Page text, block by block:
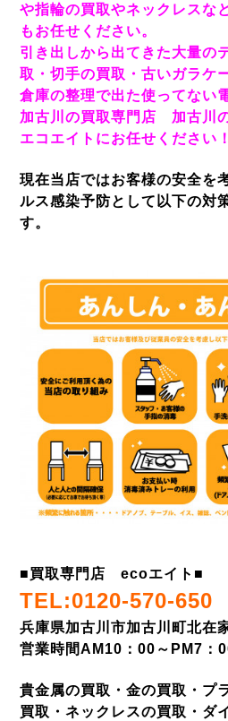
や指輪の買取やネックレスな
もお任せください。
引き出しから出てきた大量の
取・切手の買取・古いガラケ
倉庫の整理で出た使ってない
加古川の買取専門店 加古川
エコエイトにお任せください！
現在当店ではお客様の安全を
ルス感染予防として以下の対
す。
■買取専門店 ecoエイト ■
TEL:0120-570-650
兵庫県加古川市加古川町北在
営業時間AM10：00～PM7：
貴金属の買取・金の買取・プ
買取・ネックレスの買取・ダ